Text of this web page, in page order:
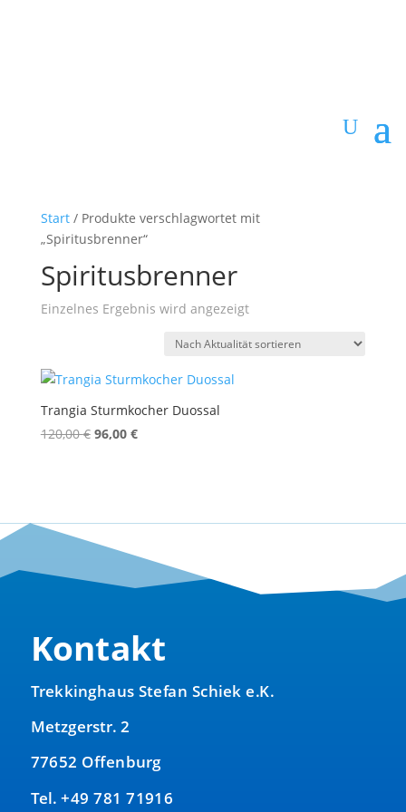
Start/ Produkte verschlagwortet mit
„Spiritusbrenner“
Spiritusbrenner
Einzelnes Ergebnis wird angezeigt
Trangia Sturmkocher Duossal
120,00€ Ursprünglicher
96,00 €Aktueller
Kontakt
Trekkinghaus Stefan Schiek e.K.
Metzgerstr. 2
77652 Offenburg
Tel. +49 781 71916